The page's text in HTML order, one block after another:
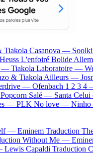
Tiakola Casanova —
Heuss L'enfoiré Bolide
— Tiakola Laboratoire —
& TiakolaAilleurs —
— Ofenbach 1 2 3 4
Popcorn Salé — Santa
— PLK No love — Ninho
— Eminem Traduction
Without Me —
Lewis Capaldi Traduction